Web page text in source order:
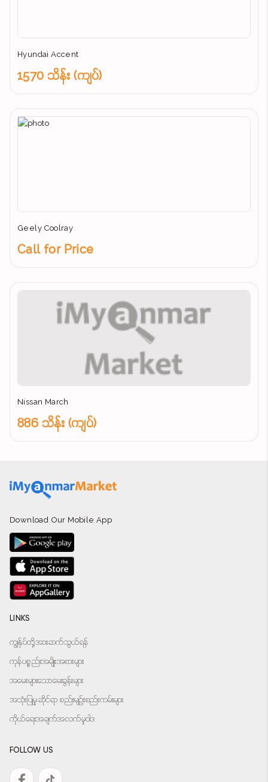
Hyundai Accent
1570 သိန်း (ကျပ်)
Geely Coolray
Call for Price
Nissan March
886 သိန်း (ကျပ်)
Download Our Mobile App
LINKS
ကျွန်ုပ်တို့အားဆက်သွယ်ရန်
ကုန်ပစ္စည်းအမျိုးအစားများ
အမေးများသောမေးခွန်းများ
အသုံးပြုမှုဆိုင်ရာ စည်းမျဉ်းစည်းကမ်းများ
ကိုယ်ရေးအချက်အလက်မူဝါဒ
FOLLOW US